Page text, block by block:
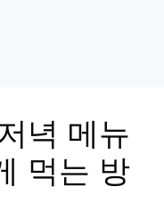
녁 메뉴
먹는 방